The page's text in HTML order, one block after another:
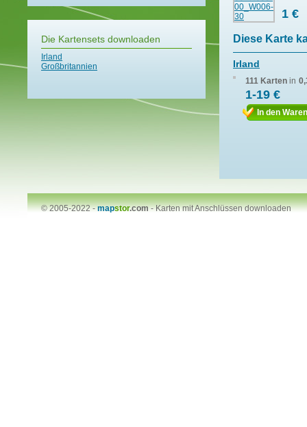
Die Kartensets downloaden
Irland
Großbritannien
1 €
Diese Karte
Irland
111 Karten in
1-19 €
In den
© 2005-2022 -mapstor.com-Karten mit Anschlüssen downloaden